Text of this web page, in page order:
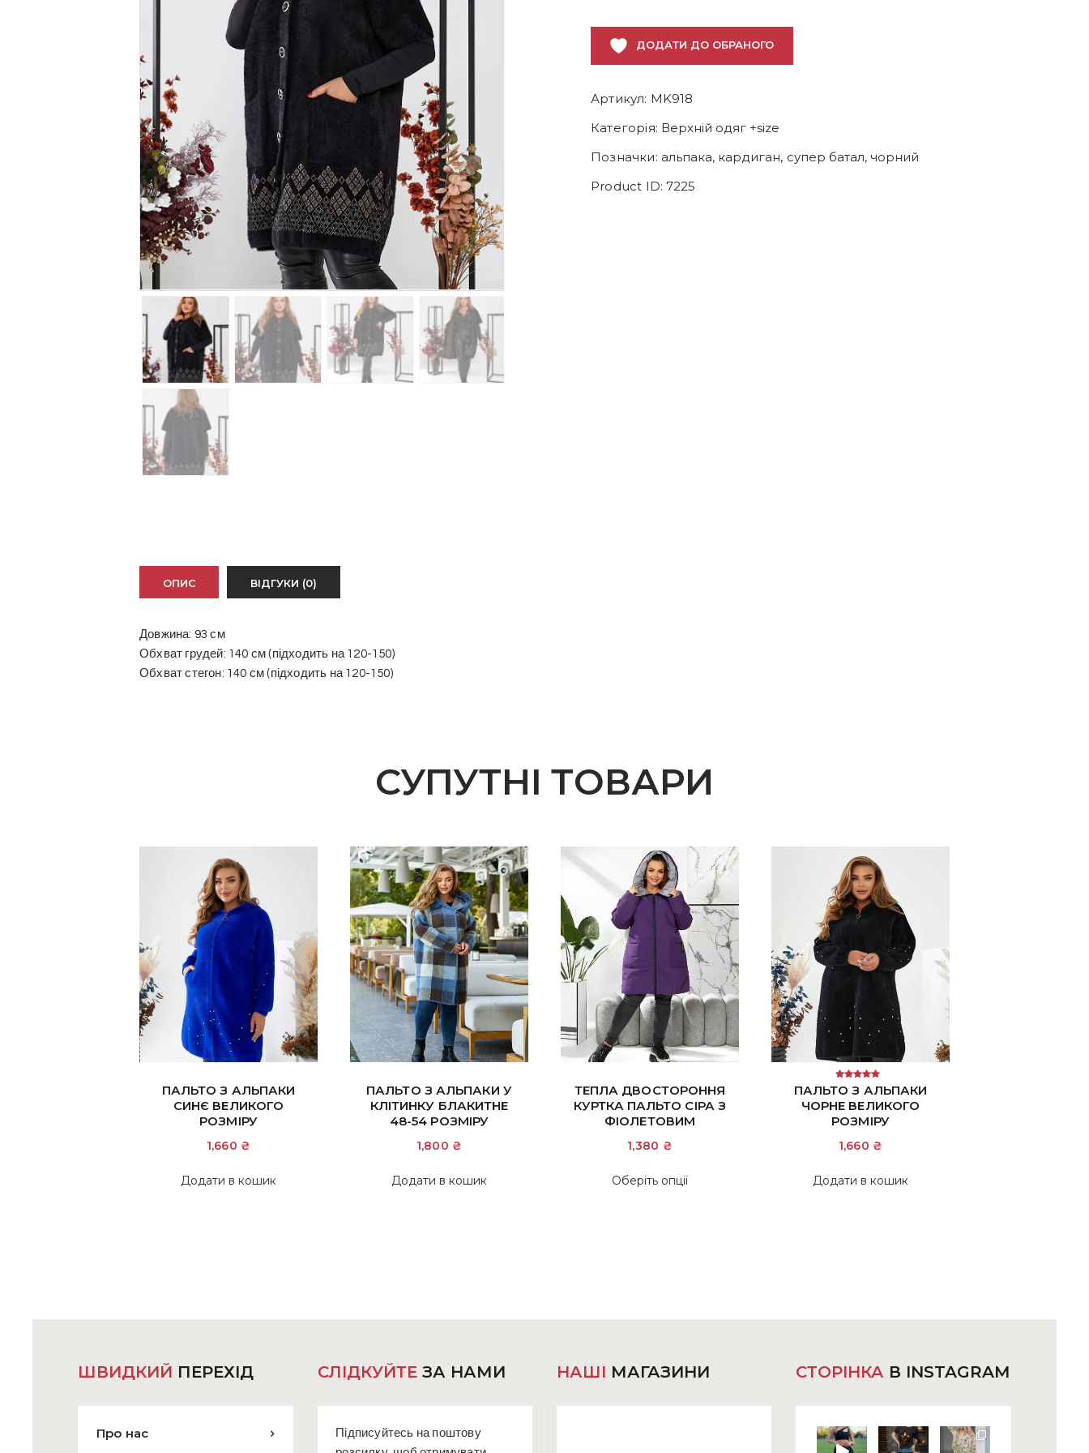
ДОДАТИ ДО ОБРАНОГО
Артикул: MK918
Категорія: Верхній одяг +size
Позначки: альпака, кардиган, супер батал,чорний
Product ID:7225
ОПИС ВІДГУКИ (0)
Довжина: 93 см
Обхват грудей: 140 см (підходить на 120-150)
Обхват стегон: 140 см (підходить на 120-150)
СУПУТНІ ТОВАРИ
ПАЛЬТО З АЛЬПАКИ
СИНЄ ВЕЛИКОГО
РОЗМІРУ
1,660 ₴
Додати в кошик
ПАЛЬТО З АЛЬПАКИ У
КЛІТИНКУ БЛАКИТНЕ
48-54 РОЗМІРУ
1,800 ₴
Додати в кошик
ТЕПЛА ДВОСТОРОННЯ
КУРТКА ПАЛЬТО СІРА З
ФІОЛЕТОВИМ
1,380 ₴
Оберіть опції
товару
ПАЛЬТО З АЛЬПАКИ
ЧОРНЕ ВЕЛИКОГО
РОЗМІРУ
Оцінено в
з 5
1,660 ₴
Додати в кошик
ШВИДКИЙ ПЕРЕХІД
Про нас
СЛІДКУЙТЕЗА НАМИ
Підписуйтесь на поштову
НАШІ МАГАЗИНИ СТОРІНКА В INSTAGRAM